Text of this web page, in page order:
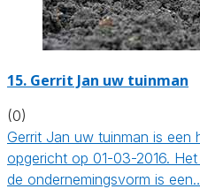
15. Gerrit Jan uw tuinman
(0)
Gerrit Jan uw tuinman is een
opgericht op 01-03-2016.
de ondernemingsvorm is